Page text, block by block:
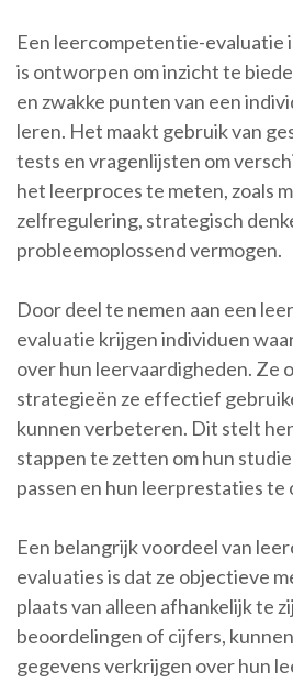
Een leercompetentie-evaluatie
is ontworpen om inzicht te
en zwakke punten van een
leren. Het maakt gebruik van
tests en vragenlijsten om
het leerproces te meten, zoals
zelfregulering, strategisch
probleemoplossend vermogen.
Door deel te nemen aan een
evaluatie krijgen individuen
over hun leervaardigheden. Ze
strategieën ze effectief
kunnen verbeteren. Dit stelt
stappen te zetten om hun
passen en hun leerprestaties te
Een belangrijk voordeel van
evaluaties is dat ze objectieve
plaats van alleen afhankelijk te
beoordelingen of cijfers,
gegevens verkrijgen over hun